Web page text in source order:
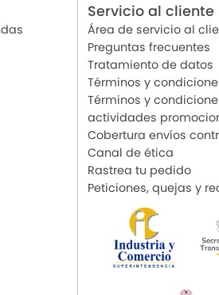
Servicio al cliente
Área de servicio al
Preguntas frecuentes
Tratamiento de datos
Términos y
Términos y
actividades
Cobertura envíos
Canal de ética
Rastrea tu pedido
Peticiones, quejas y